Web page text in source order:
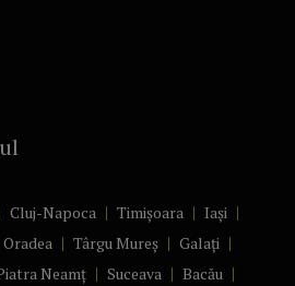
Cluj-Napoca Timișoara
Iași
Oradea Târgu Mureș
Galați
Neamț Suceava
Bacău